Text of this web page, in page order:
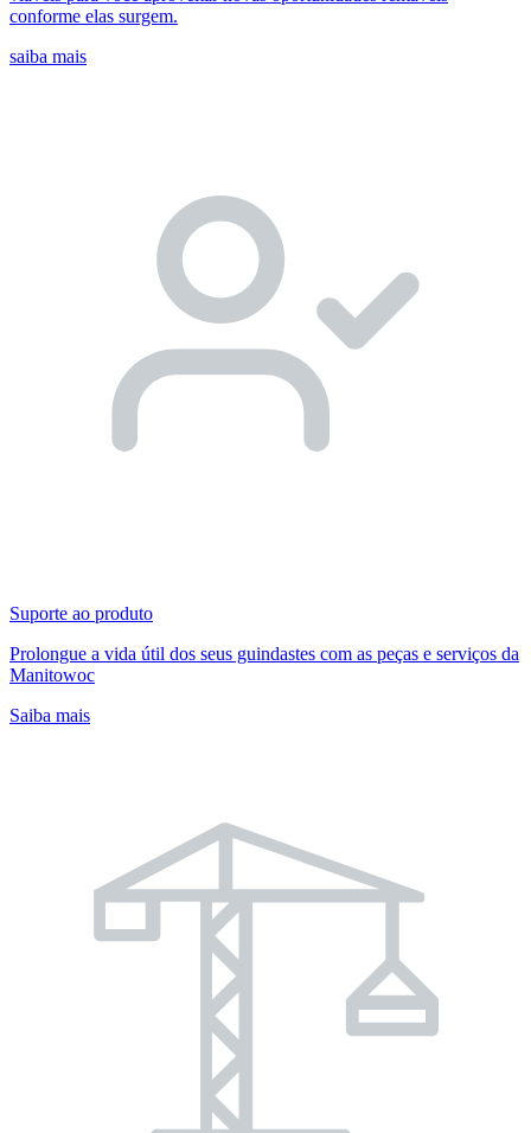
conforme elas surgem.
saiba mais
Suporte ao produto
Prolongue a vida útil dos seus guindastes com as peças e serviços da
Manitowoc
Saiba mais